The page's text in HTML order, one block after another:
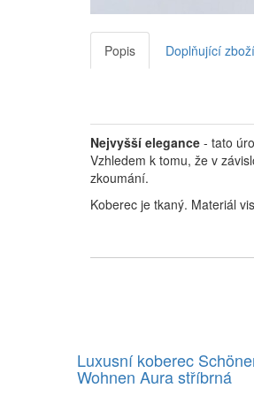
Popis Doplňující zboží
Nejvyšší elegance - tato
Vzhledem k tomu, že v
zkoumání.
Koberec je tkaný. Materiál
Luxusní koberec
Wohnen Aura stříbrná